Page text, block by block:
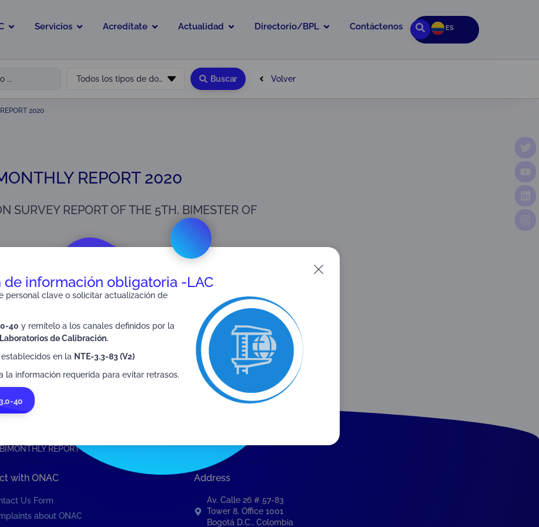
Servicios Acredítate Actualidad Directorio/BPL Contáctenos ES
Todos los tipos de documento Buscar Volver
2020
REPORT 2020
SURVEY REPORT OF THE 5TH. BIMESTER OF
and the general public
SIGUIENTE
SIXTH BIMONTHLY REPORT 2020
REPORT 2020
with ONAC
Us Form
about ONAC
Address
Av. Calle 26 # 57-83
Tower 8, Office 1001
Bogotá D.C., Colombia
información obligatoria -LAC
personal clave o solicitar actualización de
40 y remítelo a los canales definidos por la
de Calibración.
en la NTE-3.3-83 (V2)
la información requerida para evitar retrasos.
40